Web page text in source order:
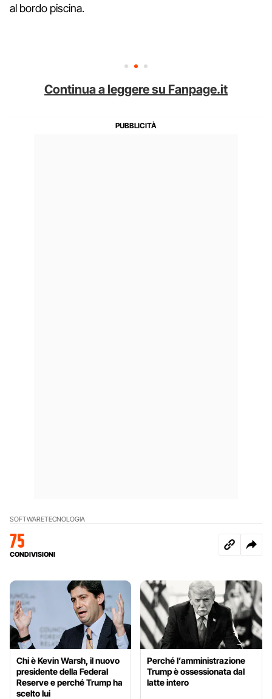
al bordo piscina.
Continua a leggere su Fanpage.it
SOFTWARETECNOLOGIA
75
CONDIVISIONI
Chi è Kevin Warsh, il nuovo
presidente della Federal
Reserve e perché Trump ha
scelto lui
Perché l’amministrazione
Trump è ossessionata dal
latte intero